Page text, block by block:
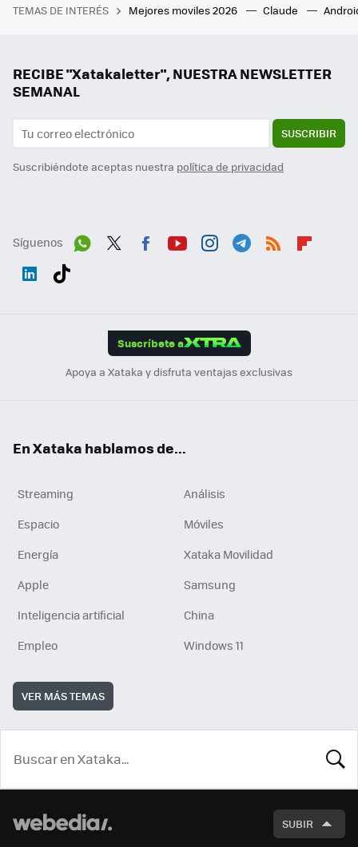
TEMAS DE INTERÉS Mejores moviles 2026 Claude
RECIBE "Xatakaletter", NUESTRA NEWSLETTER
SEMANAL
SUSCRIBIR
Suscribiéndote aceptas nuestra política de privacidad
Síguenos
Suscríbete a
Apoya a Xataka y disfruta ventajas exclusivas
En Xataka hablamos de...
Streaming
Análisis
Espacio
Móviles
Energía
Xataka Movilidad
Apple
Samsung
Inteligencia artificial
China
Empleo
Windows 11
VER MÁS TEMAS
SUBIR